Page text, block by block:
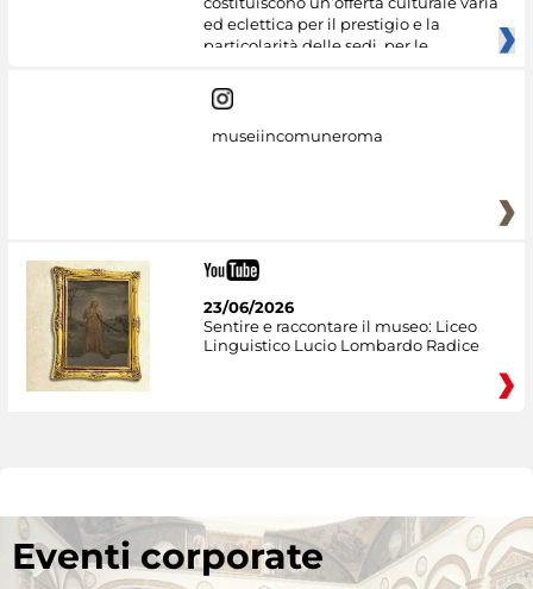
ed eclettica per il prestigio e la
particolarità delle sedi, per le
museiincomuneroma
23/06/2026
Sentire e raccontare il museo: Liceo
Linguistico Lucio Lombardo Radice
Eventi corporate